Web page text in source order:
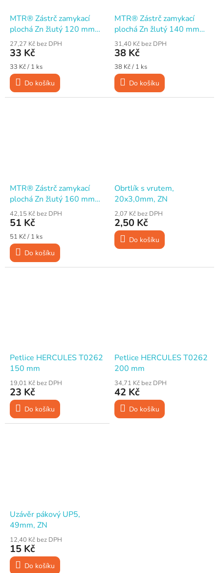
MTR® Zástrč zamykací
plochá Zn žlutý 120 mm
M3
27,27 Kč bez DPH
33 Kč
Měrná
cena:
33 Kč / 1 ks
Do košíku
MTR® Zástrč zamykací
plochá Zn žlutý 140 mm
M3
31,40 Kč bez DPH
38 Kč
Měrná
cena:
38 Kč / 1 ks
Do košíku
MTR® Zástrč zamykací
plochá Zn žlutý 160 mm
M3
42,15 Kč bez DPH
51 Kč
Měrná
cena:
51 Kč / 1 ks
Do košíku
Obrtlík s vrutem,
20x3,0mm, ZN
2,07 Kč bez DPH
2,50 Kč
Do košíku
Petlice HERCULES T0262
150 mm
19,01 Kč bez DPH
23 Kč
Do košíku
Petlice HERCULES T0262
200 mm
34,71 Kč bez DPH
42 Kč
Do košíku
Uzávěr pákový UP5,
49mm, ZN
12,40 Kč bez DPH
15 Kč
Do košíku